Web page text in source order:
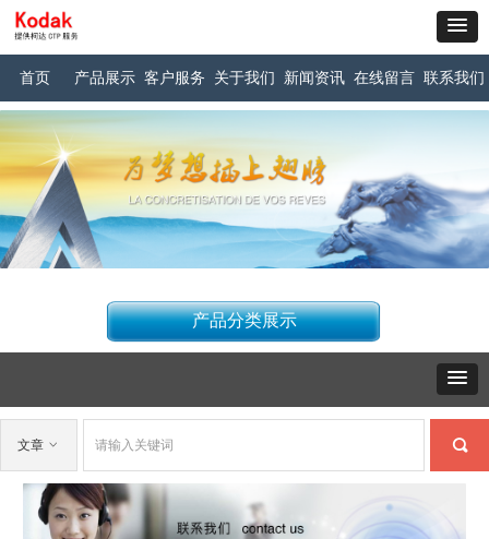
首页 产品展示 客户服务 关于我们 新闻资讯 在线留言 联系我们
产品分类展示
끠
文章 ꀁ